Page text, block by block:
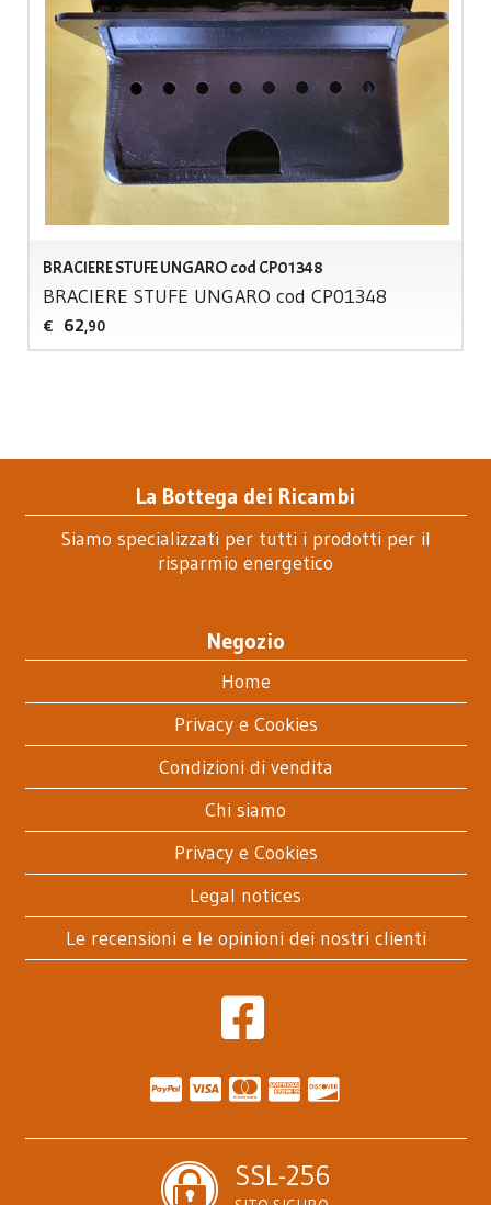
BRACIERE STUFE UNGARO cod CP01348
BRACIERE STUFE UNGARO cod CP01348
€ 62,90
La Bottega dei Ricambi
Siamo specializzati per tutti i prodotti per il
risparmio energetico
Negozio
Home
Privacy e Cookies
Condizioni di vendita
Chi siamo
Privacy e Cookies
Legal notices
Le recensioni e le opinioni dei nostri clienti
SSL-256